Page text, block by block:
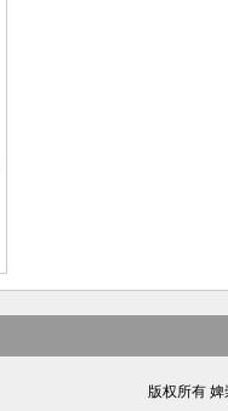
版权所有